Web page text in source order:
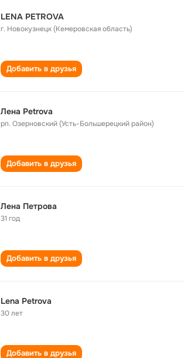
LENA PETROVA
г. Новокузнецк (Кемеровская область)
Добавить в друзья
Лена Petrova
рп. Озерновский (Усть-Большерецкий район)
Добавить в друзья
Лена Петрова
31 год
Добавить в друзья
Lena Petrova
30 лет
Добавить в друзья